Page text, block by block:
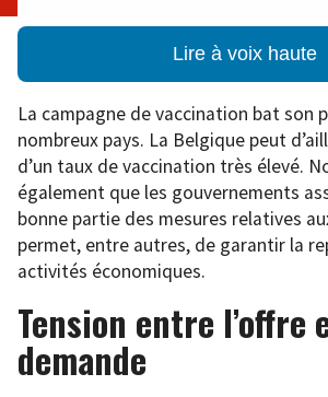
Lire à voix haute
La campagne de vaccination bat son
nombreux pays. La Belgique peut
d’un taux de vaccination très élevé.
également que les gouvernements
bonne partie des mesures relatives
permet, entre autres, de garantir la
activités économiques.
Tension entre l’offre
demande